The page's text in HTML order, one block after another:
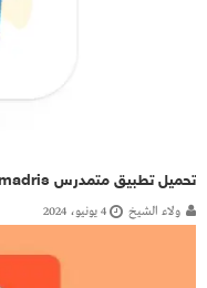
تحميل تطبيق متمدرس moutamadris للاندرويد 2024 مجانا
ولاء الشيخ 4 يونيو، 2024